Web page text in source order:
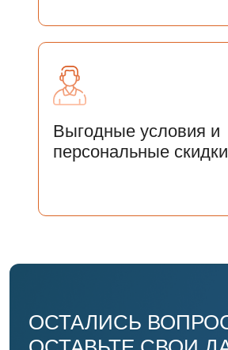
Выгодные условия и
персональные скидки
Нажимая на кнопку «Отправить» Вы соглашаетесь
данных